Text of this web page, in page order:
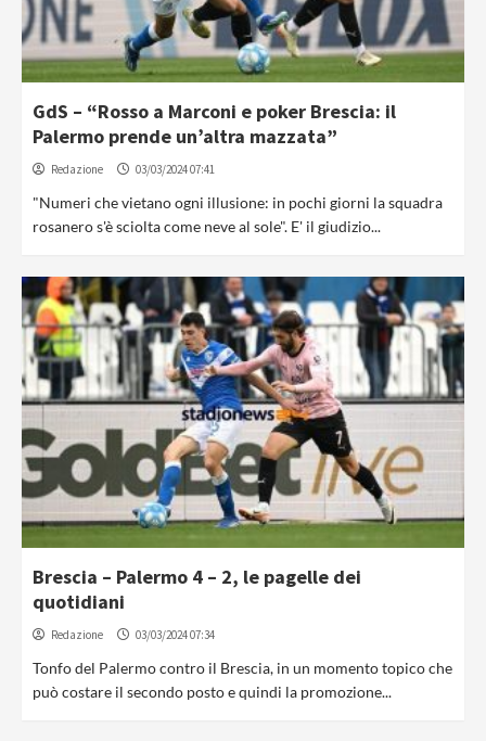
GdS – “Rosso a Marconi e poker Brescia: il
Palermo prende un’altra mazzata”
Redazione 03/03/2024 07:41
"Numeri che vietano ogni illusione: in pochi giorni la squadra
rosanero s'è sciolta come neve al sole". E' il giudizio...
Brescia – Palermo 4 – 2, le pagelle dei
quotidiani
Redazione 03/03/2024 07:34
Tonfo del Palermo contro il Brescia, in un momento topico che
può costare il secondo posto e quindi la promozione...